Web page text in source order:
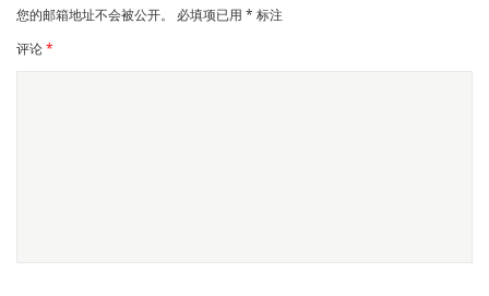
您的邮箱地址不会被公开。 必填项已用 * 标注
评论*